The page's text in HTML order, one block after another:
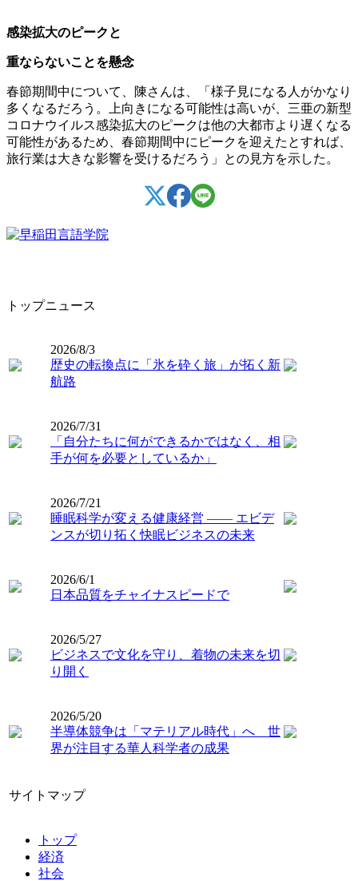
感染拡大のピークと
重ならないことを懸念
春節期間中について、陳さんは、「様子見になる人がかなり
多くなるだろう。上向きになる可能性は高いが、三亜の新型
コロナウイルス感染拡大のピークは他の大都市より遅くなる
可能性があるため、春節期間中にピークを迎えたとすれば、
旅行業は大きな影響を受けるだろう」との見方を示した。
トップニュース
2026/8/3
歴史の転換点に「氷を砕く旅」が拓く新
航路
2026/7/31
「自分たちに何ができるかではなく、相
手が何を必要としているか」
2026/7/21
睡眠科学が変える健康経営 ―― エビデ
ンスが切り拓く快眠ビジネスの未来
2026/6/1
日本品質をチャイナスピードで
2026/5/27
ビジネスで文化を守り、着物の未来を切
り開く
2026/5/20
半導体競争は「マテリアル時代」へ 世
界が注目する華人科学者の成果
サイトマップ
トップ
経済
社会